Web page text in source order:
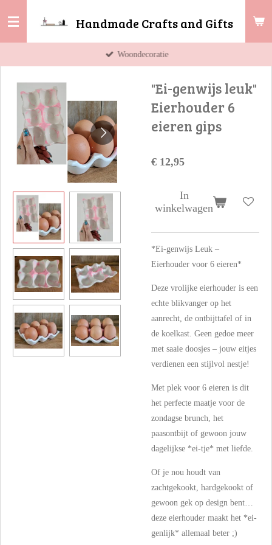
direct
naar
Handmade Crafts and Gifts
Woondecoratie
"Ei-genwijs leuk"
Eierhouder 6
eieren gips
€ 12,95
In
winkelwagen
*Ei-genwijs Leuk –
Eierhouder voor 6 eieren*
Deze vrolijke eierhouder is een
echte blikvanger op het
aanrecht, de ontbijttafel of in
de koelkast. Geen gedoe meer
met saaie doosjes – jouw eitjes
verdienen een stijlvol nestje!
Met plek voor 6 eieren is dit
het perfecte maatje voor de
zondagse brunch, het
paasontbijt of gewoon jouw
dagelijkse *ei-tje* met liefde.
Of je nou houdt van
zachtgekookt, hardgekookt of
gewoon gek op design bent…
deze eierhouder maakt het *ei-
genlijk* allemaal beter ;)